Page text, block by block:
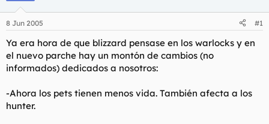
a
d
o
r
e
l
e
m
i
n
c
i
8 Jun 2005 #1
Ya era hora de que blizzard pensase en los warlocks y en
el nuevo parche hay un montón de cambios (no
informados) dedicados a nosotros:
-Ahora los pets tienen menos vida. También afecta a los
hunter.